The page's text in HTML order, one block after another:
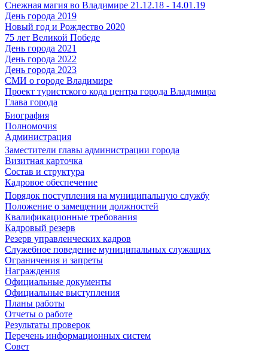
Снежная магия во Владимире 21.12.18 - 14.01.19
День города 2019
Новый год и Рождество 2020
75 лет Великой Победе
День города 2021
День города 2022
День города 2023
СМИ о городе Владимире
Проект туристского кода центра города Владимира
Глава города
Биография
Полномочия
Администрация
Заместители главы администрации города
Визитная карточка
Состав и структура
Кадровое обеспечение
Порядок поступления на муниципальную службу
Положение о замещении должностей
Квалификационные требования
Кадровый резерв
Резерв управленческих кадров
Служебное поведение муниципальных служащих
Ограничения и запреты
Награждения
Официальные документы
Официальные выступления
Планы работы
Отчеты о работе
Результаты проверок
Перечень информационных систем
Совет